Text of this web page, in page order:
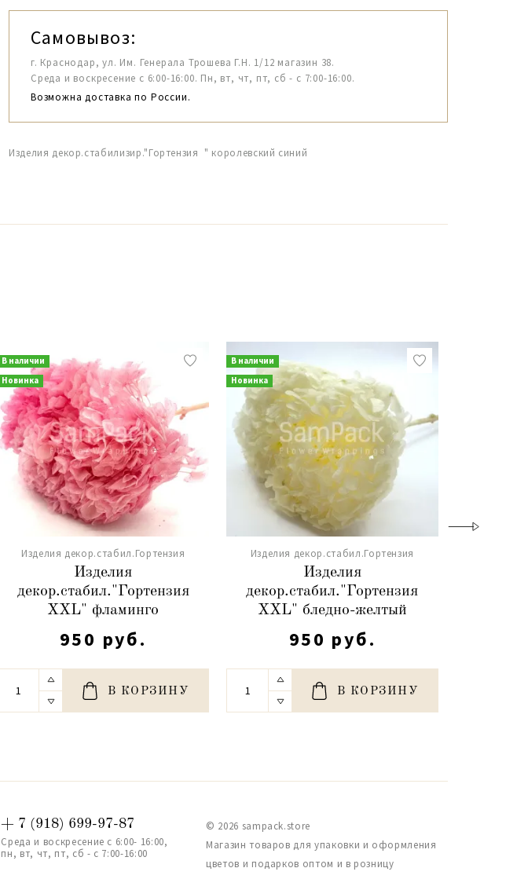
Самовывоз:
г. Краснодар, ул. Им. Генерала Трошева Г.Н. 1/12 магазин 38.
Среда и воскресение с 6:00-16:00. Пн, вт, чт, пт, сб - с 7:00-16:00.
Возможна доставка по России.
Изделия декор.стабилизир."Гортензия " королевский синий
В наличии
Новинка
Изделия декор.стабил.Гортензия
Изделия
декор.стабил."Гортензия
XXL" фламинго
950 руб.
В КОРЗИНУ
В наличии
Новинка
Изделия декор.стабил.Гортензия
Изделия
декор.стабил."Гортензия
XXL" бледно-желтый
950 руб.
В КОРЗИНУ
+ 7 (918) 699-97-87
Среда и воскресение с 6:00- 16:00,
пн, вт, чт, пт, сб - с 7:00-16:00
© 2026 sampack.store
Магазин товаров для упаковки и оформления
цветов и подарков оптом и в розницу